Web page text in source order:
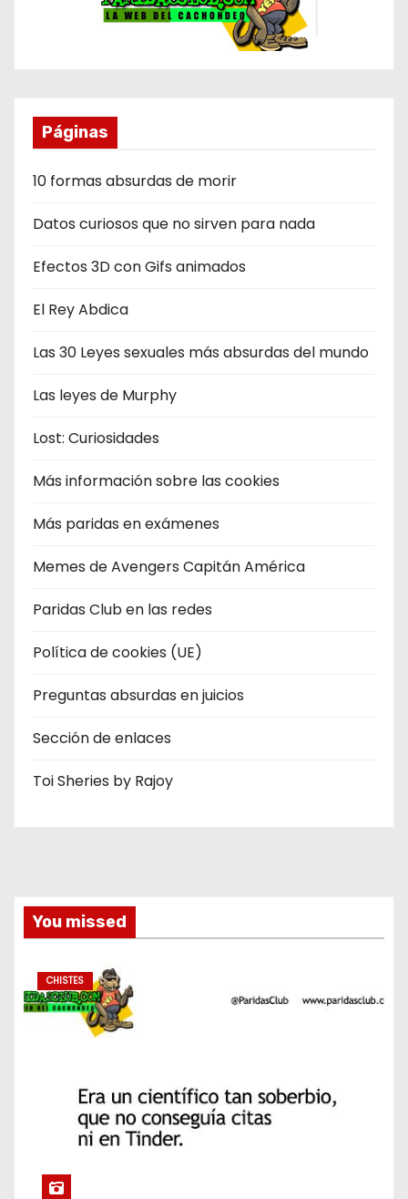
Páginas
10 formas absurdas de morir
Datos curiosos que no sirven para nada
Efectos 3D con Gifs animados
El Rey Abdica
Las 30 Leyes sexuales más absurdas del mundo
Las leyes de Murphy
Lost: Curiosidades
Más información sobre las cookies
Más paridas en exámenes
Memes de Avengers Capitán América
Paridas Club en las redes
Política de cookies (UE)
Preguntas absurdas en juicios
Sección de enlaces
Toi Sheries by Rajoy
You missed
CHISTES